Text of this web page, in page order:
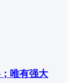
唯有强大